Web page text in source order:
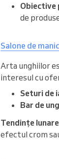
Obiective
de
Salone de
Arta unghiilor
interesul cu
Seturi de
Bar de
Tendințe
efectul crom